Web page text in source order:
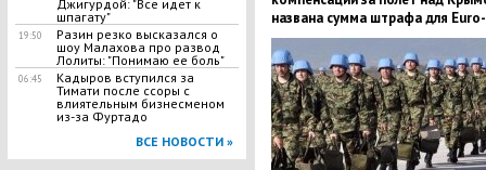
Джигурдой: "Все идет к
шпагату"
19:50
​Разин резко высказался о
шоу Малахова про развод
Лолиты: "Понимаю ее боль"
06:45
​Кадыров вступился за
Тимати после ссоры с
влиятельным бизнесменом
из-за Фуртадо
ВСЕ НОВОСТИ »
названа сумма штрафа для Euro-
Asia Air